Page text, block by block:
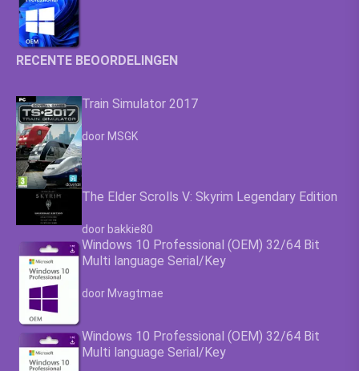
RECENTE BEOORDELINGEN
Train Simulator 2017
Waardering
door MSGK
The Elder Scrolls V: Skyrim Legendary Edition
Waardering4.63
door bakkie80
Windows 10 Professional (OEM) 32/64 Bit
Multi language Serial/Key
Waardering4.63
door Mvagtmae
Windows 10 Professional (OEM) 32/64 Bit
Multi language Serial/Key